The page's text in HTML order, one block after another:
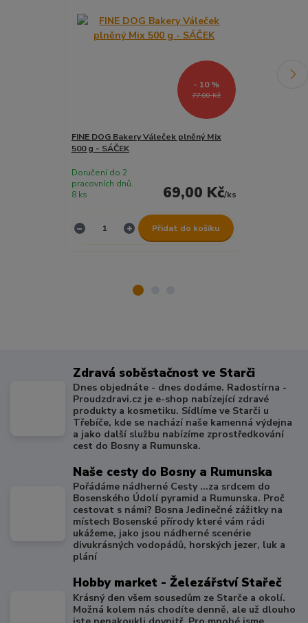
77,00 Kč
- 10 %
FINE DOG Bakery Váleček plněný Mix
500 g - SÁČEK
69,00 Kč/ks
Doručení do 2
pracovních dnů.
8 ks
Přidat do košíku
Zdravá soběstačnost ve Starči
Dnes objednáte - dnes dodáme. Radostírna -
Proudzdravi.cz je e-shop nabízející zdravé
produkty a kosmetiku. Sídlíme ve Starči u
Třebíče, kde se nachází naše kamenná výdejna
a jako další službu nabízíme zprostředkování
cest do Bosny a Rumunska.
Naše cesty do Bosny a Rumunska
Pořádáme nádherné Cesty ...za srdcem do
Bosenského Údolí pyramid a Rumunska. Proč
cestovat s námi? Bosna Jedinečné zážitky na
místech Bosenské přírody které vám rádi
ukážeme, jako jsou nádherné scenérie
divukrásných vodopádů, horských jezer, luk a
plání
Hobby market - Železářství Stařeč
Krásný den všem sousedům ze Starče a okolí.
Možná kolem nás chodíte denně, ale už dlouho